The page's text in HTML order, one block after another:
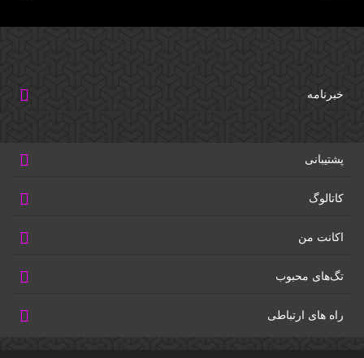
خبرنامه
پشتیبانی
کاتالوگ
اکانت من
تگ‌های محبوب
راه های ارتباطی